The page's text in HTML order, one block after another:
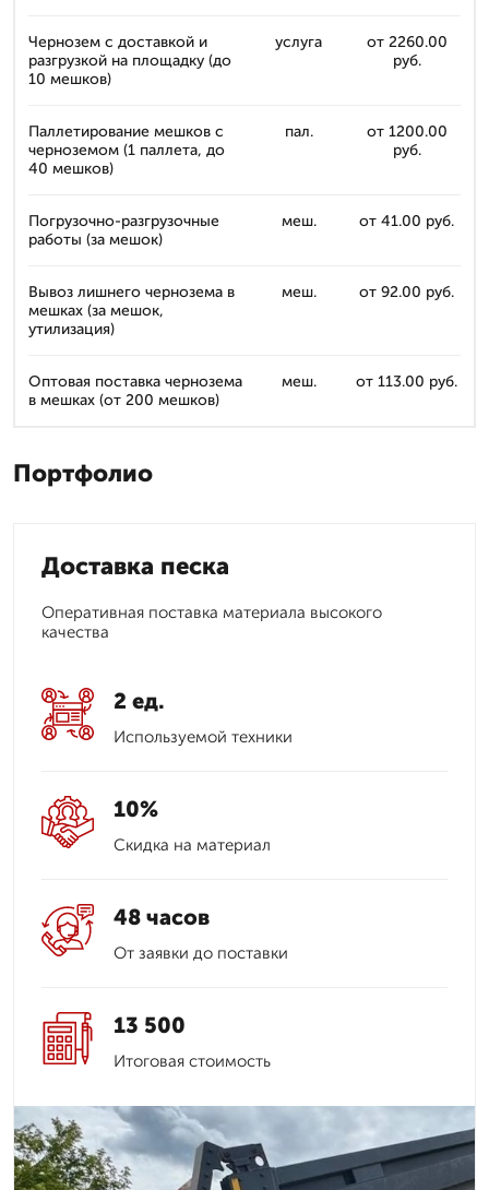
Чернозем с доставкой и
разгрузкой на площадку (до
10 мешков)
услуга
от 2260.00
руб.
Паллетирование мешков с
черноземом (1 паллета, до
40 мешков)
пал.
от 1200.00
руб.
Погрузочно-разгрузочные
работы (за мешок)
меш. от 41.00 руб.
Вывоз лишнего чернозема в
мешках (за мешок,
утилизация)
меш. от 92.00 руб.
Оптовая поставка чернозема
в мешках (от 200 мешков)
меш. от 113.00 руб.
Портфолио
Доставка песка
Оперативная поставка материала высокого
качества
2 ед.
Используемой техники
10%
Скидка на материал
48 часов
От заявки до поставки
13 500
Итоговая стоимость